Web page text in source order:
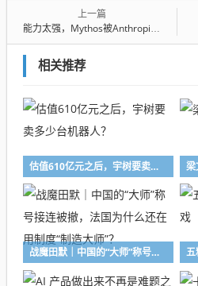
上一篇
能力太强，Mythos被Anthropic“冻结”
相关推荐
估值610亿元之后，宇树要卖多少台机器人？ 梁
战魔田默｜中国的“大师”称号接连被撤，法国为什么还在用制度“制造大师”？ 五